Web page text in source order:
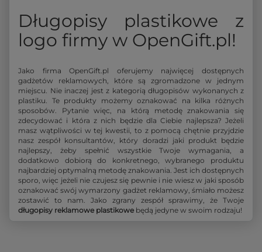
Długopisy plastikowe z
logo firmy w OpenGift.pl!
Jako firma OpenGift.pl oferujemy najwięcej dostępnych
gadżetów reklamowych, które są zgromadzone w jednym
miejscu. Nie inaczej jest z kategorią długopisów wykonanych z
plastiku. Te produkty możemy oznakować na kilka różnych
sposobów. Pytanie więc, na którą metodę znakowania się
zdecydować i która z nich będzie dla Ciebie najlepsza? Jeżeli
masz wątpliwości w tej kwestii, to z pomocą chętnie przyjdzie
nasz zespół konsultantów, który doradzi jaki produkt będzie
najlepszy, żeby spełnić wszystkie Twoje wymagania, a
dodatkowo dobiorą do konkretnego, wybranego produktu
najbardziej optymalną metodę znakowania. Jest ich dostępnych
sporo, więc jeżeli nie czujesz się pewnie i nie wiesz w jaki sposób
oznakować swój wymarzony gadżet reklamowy, śmiało możesz
zostawić to nam. Jako zgrany zespół sprawimy, że Twoje
długopisy reklamowe plastikowe będą jedyne w swoim rodzaju!